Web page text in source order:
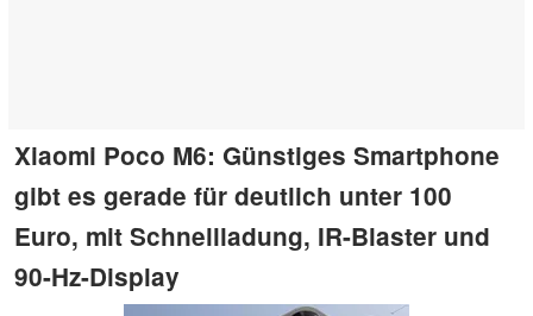
Xiaomi Poco M6: Günstiges Smartphone
gibt es gerade für deutlich unter 100
Euro, mit Schnellladung, IR-Blaster und
90-Hz-Display